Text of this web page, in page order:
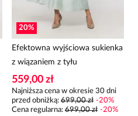
20%
Efektowna wyjściowa sukienka
z wiązaniem z tyłu
559,00 zł
Najniższa cena w okresie 30 dni
przed obniżką: 699,00 zł -20%
Cena regularna: 699,00 zł -20%